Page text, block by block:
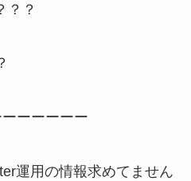
？？
ーーーーー
運用の情報求めてません